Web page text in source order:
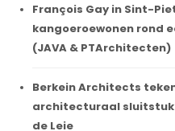
François Gay in Sint-
kangoeroewonen rond
(JAVA & PTArchitecten)
Berkein Architects
architecturaal sluitstuk
de Leie